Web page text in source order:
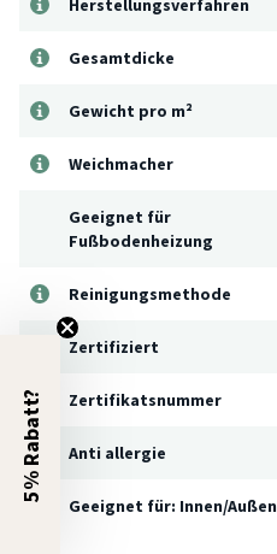
Herstellungsverfahren
Gesamtdicke
Gewicht pro m²
Weichmacher
Geeignet für
Fußbodenheizung
Reinigungsmethode
Zertifiziert
Zertifikatsnummer
Anti allergie
Geeignet für: Innen/Außen
5% Rabatt?